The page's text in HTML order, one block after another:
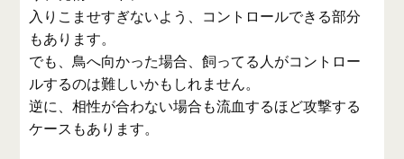
入りこませすぎないよう、コントロールできる部分
もあります。
でも、鳥へ向かった場合、飼ってる人がコントロー
ルするのは難しいかもしれません。
逆に、相性が合わない場合も流血するほど攻撃する
ケースもあります。